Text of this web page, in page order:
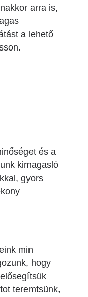
arra is,
a lehető
és a
kimagasló
gyors
min
hogy
teremtsünk,